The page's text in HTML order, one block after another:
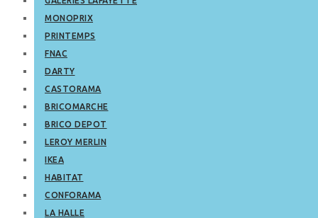
MONOPRIX
PRINTEMPS
FNAC
DARTY
CASTORAMA
BRICOMARCHE
BRICO DEPOT
LEROY MERLIN
IKEA
HABITAT
CONFORAMA
LA HALLE